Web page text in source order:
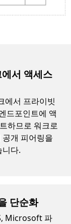
서 액세스
에서 프라이빗
드포인트에 액
하므로 워크로
개 피어링을
다.
단순화
Microsoft 파